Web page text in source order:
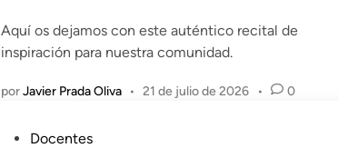
Aquí os dejamos con este auténtico recital de
inspiración para nuestra comunidad.
porJavier Prada Oliva • 21 de julio de 2026 • 0
Docentes